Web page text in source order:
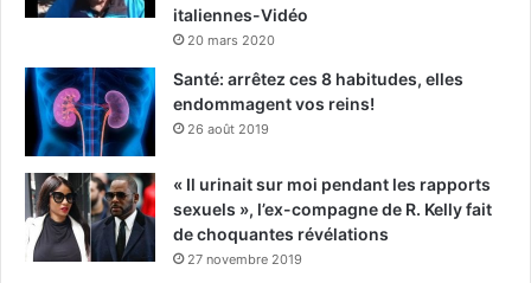
italiennes-Vidéo
20 mars 2020
Santé: arrêtez ces 8 habitudes, elles
endommagent vos reins!
26 août 2019
« Il urinait sur moi pendant les rapports
sexuels », l’ex-compagne de R. Kelly fait
de choquantes révélations
27 novembre 2019